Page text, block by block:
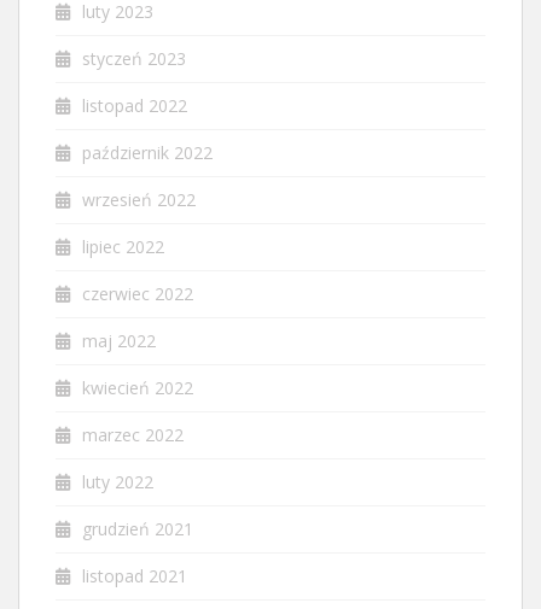
luty 2023
styczeń 2023
listopad 2022
październik 2022
wrzesień 2022
lipiec 2022
czerwiec 2022
maj 2022
kwiecień 2022
marzec 2022
luty 2022
grudzień 2021
listopad 2021